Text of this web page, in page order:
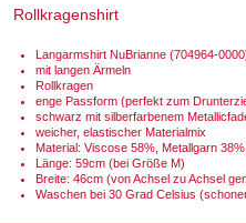
Rollkragenshirt
Langarmshirt NuBrianne (704964-
mit langen Ärmeln
Rollkragen
enge Passform (perfekt zum
schwarz mit silberfarbenem
weicher, elastischer Materialmix
Material: Viscose 58%, Metallgarn
Länge: 59cm (bei Größe M)
Breite: 46cm (von Achsel zu Achsel
Waschen bei 30 Grad Celsius